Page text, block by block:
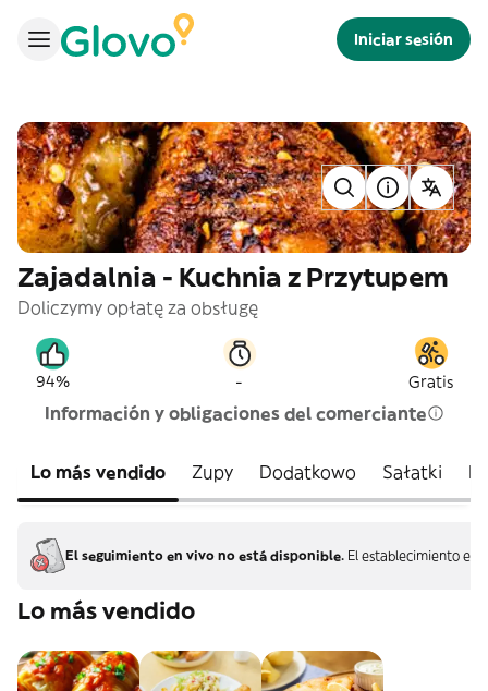
Iniciar sesión
Zajadalnia - Kuchnia z Przytupem
Doliczymy opłatę za obsługę
94% - Gratis
Información y obligaciones del comerciante
Lo más vendido Zupy Dodatkowo Sałatki
El seguimiento en vivo no está disponible. El establecimiento
Lo más vendido